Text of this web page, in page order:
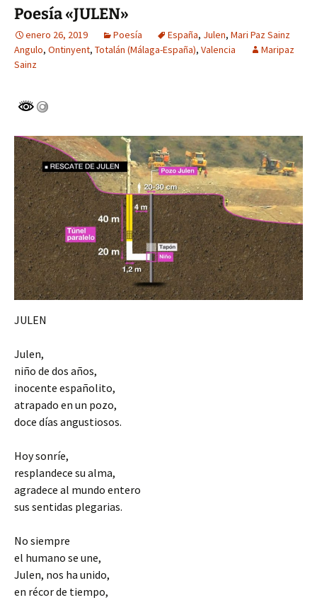
Poesía «JULEN»
enero 26, 2019 Poesía España, Julen, Mari Paz Sainz
Angulo, Ontinyent, Totalán (Málaga-España), Valencia
Maripaz
Sainz
JULEN
Julen,
niño de dos años,
inocente españolito,
atrapado en un pozo,
doce días angustiosos.
Hoy sonríe,
resplandece su alma,
agradece al mundo entero
sus sentidas plegarias.
No siempre
el humano se une,
Julen, nos ha unido,
en récor de tiempo,